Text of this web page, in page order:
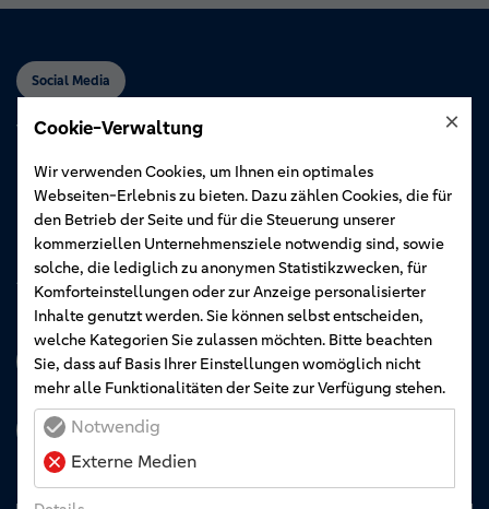
Social Media
Verbundenheit?
Bei uns aufallen Kanälen.
Folgen Sie uns.
Auf Instagram und LinkedIn.
Zum Instagram Profil
Zum LinkedIn Profil
Cookie-Verwaltung ×
Wir verwenden Cookies, um Ihnen ein optimales
Webseiten-Erlebnis zu bieten. Dazu zählen Cookies, die für
den Betrieb der Seite und für die Steuerung unserer
kommerziellen Unternehmensziele notwendig sind, sowie
solche, die lediglich zu anonymen Statistikzwecken, für
Komforteinstellungen oder zur Anzeige personalisierter
Inhalte genutzt werden. Sie können selbst entscheiden,
welche Kategorien Sie zulassen möchten. Bitte beachten
Sie, dass auf Basis Ihrer Einstellungen womöglich nicht
mehr alle Funktionalitäten der Seite zur Verfügung stehen.
Notwendig
Externe Medien